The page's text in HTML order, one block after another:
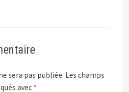
sera pas publiée. Les champs
avec *